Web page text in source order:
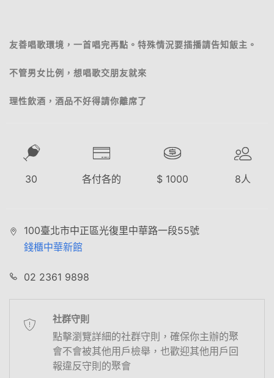
友善唱歌環境，一首唱完再點。特殊情況要插播請告知飯主。
不管男女比例，想唱歌交朋友就來
理性飲酒，酒品不好得請你離席了
30 各付各的 $ 1000 8人
100臺北市中正區光復里中華路一段55號
錢櫃中華新館
02 2361 9898
社群守則
點擊瀏覽詳細的社群守則，確保你主辦的聚
會不會被其他用戶檢舉，也歡迎其他用戶回
報違反守則的聚會